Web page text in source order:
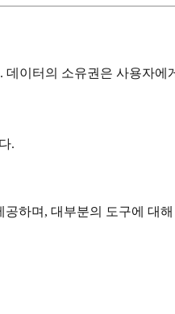
이터의 소유권은 사용자
.
하며, 대부분의 도구에 대